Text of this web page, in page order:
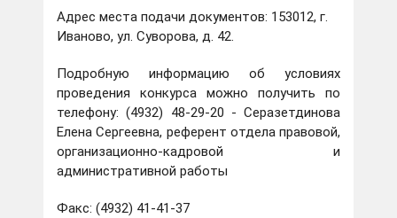
Адрес места подачи документов: 153012, г.
Иваново, ул. Суворова, д. 42.
Подробную информацию об условиях
проведения конкурса можно получить по
телефону: (4932) 48-29-20 - Серазетдинова
Елена Сергеевна, референт отдела правовой,
организационно-кадровой и
административной работы
Факс: (4932) 41-41-37